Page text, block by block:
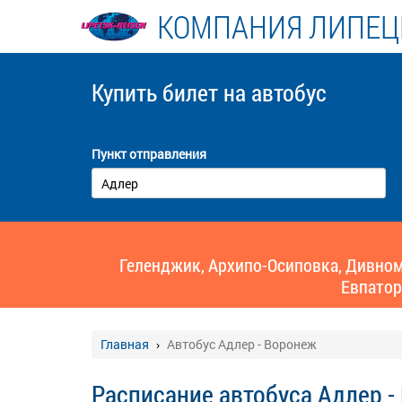
КОМПАНИЯ
Купить билет на автобус
Пункт отправления
Геленджик, Архипо-Осиповка,
Главная Автобус Адлер - Воронеж
Расписание автобуса Адлер